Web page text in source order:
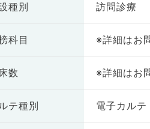
種別 訪問診療
科目 ※詳細はお
数 ※詳細はお
テ種別 電子カルテ